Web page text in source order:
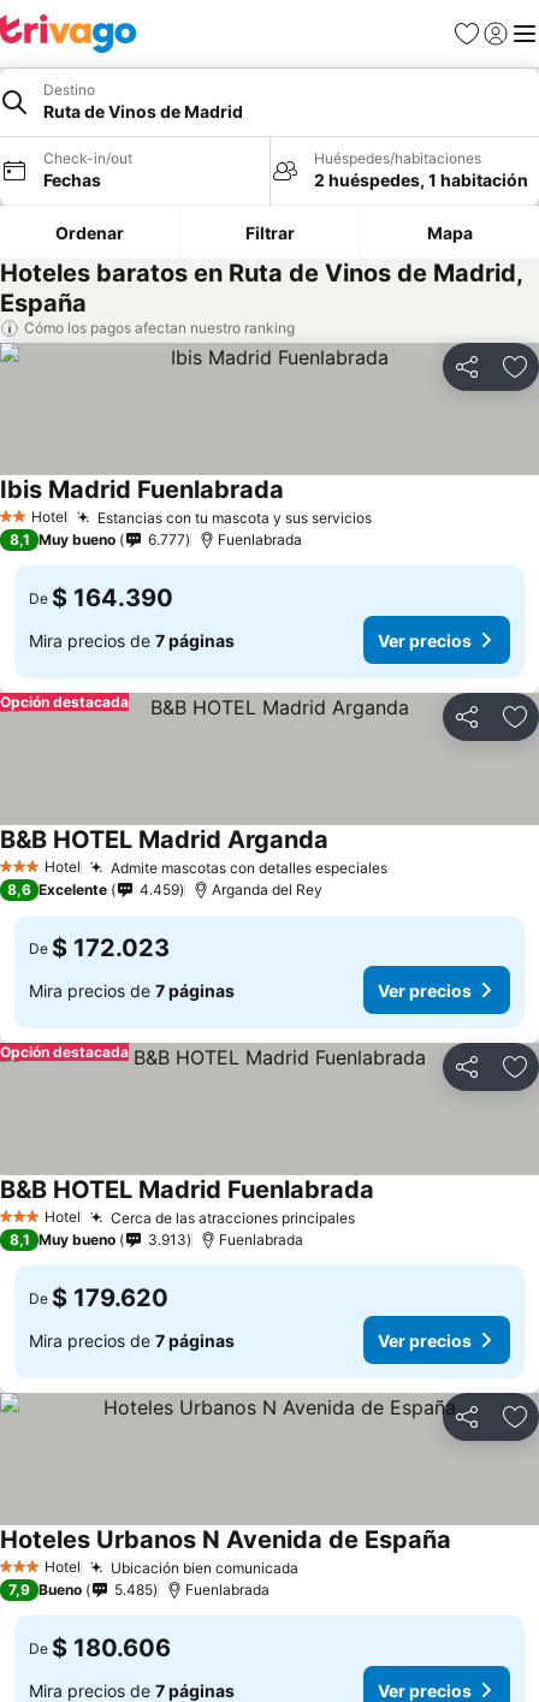
Favoritos
Iniciar
Destino
Ruta de Vinos de Madrid
Check-in/out
Fechas
Huéspedes/habitaciones
2 huéspedes, 1 habitación
Ordenar Filtrar Mapa
Hoteles baratos en Ruta de Vinos de Madrid,
España
Cómo los pagos afectan nuestro ranking
Compartir
2 Estrellas
Hotel Estancias con tu mascota y sus servicios
Ibis Madrid Fuenlabrada
8,1 Muy bueno 6.777 Fuenlabrada
De $ 164.390
Mira precios de 7 páginas Ver precios
Compartir
Opción destacada
3 Estrellas
Hotel Admite mascotas con detalles especiales
B&B HOTEL Madrid Arganda
8,6 Excelente 4.459 Arganda del Rey
De $ 172.023
Mira precios de 7 páginas Ver precios
Compartir
Opción destacada
3 Estrellas
Hotel Cerca de las atracciones principales
B&B HOTEL Madrid Fuenlabrada
8,1 Muy bueno 3.913 Fuenlabrada
De $ 179.620
Mira precios de 7 páginas Ver precios
Compartir
3 Estrellas
Hotel Ubicación bien comunicada
Hoteles Urbanos N Avenida de España
7,9 Bueno 5.485 Fuenlabrada
De $ 180.606
Mira precios de 7 páginas Ver precios